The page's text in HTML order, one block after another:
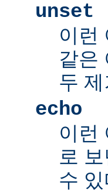
unset
이런
같은
두
echo
이런
로
수 있